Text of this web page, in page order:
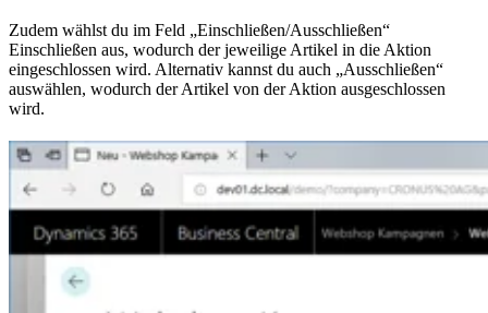
Zudem wählst du im Feld „Einschließen/Ausschließen“
Einschließen aus, wodurch der jeweilige Artikel in die Aktion
eingeschlossen wird. Alternativ kannst du auch „Ausschließen“
auswählen, wodurch der Artikel von der Aktion ausgeschlossen
wird.